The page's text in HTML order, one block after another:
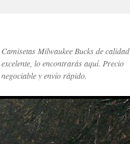
Camisetas Milwaukee Bucks de calidad
excelente, lo encontrarás aquí. Precio
negociable y envío rápido.